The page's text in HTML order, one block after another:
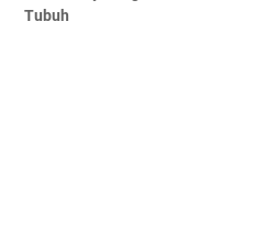
Tubuh